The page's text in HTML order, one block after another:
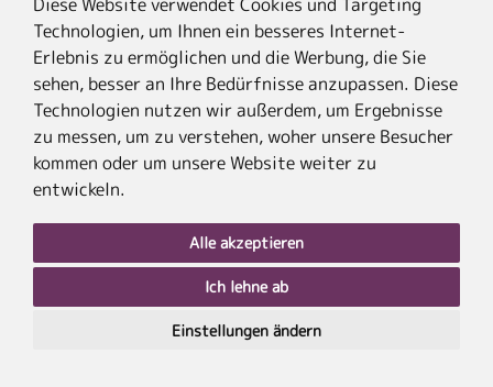
Technologien, um Ihnen ein besseres Internet-
Erlebnis zu ermöglichen und die Werbung, die Sie
sehen, besser an Ihre Bedürfnisse anzupassen. Diese
Technologien nutzen wir außerdem, um Ergebnisse
zu messen, um zu verstehen, woher unsere Besucher
kommen oder um unsere Website weiter zu
entwickeln.
Alle akzeptieren
Ich lehne ab
Einstellungen ändern
* Die Ersparnis bezieht sich auf die aktuellen Listenpreise der Hotels, bei
Paketangeboten auf die Summe der Preise der Einzelleistungen.
**Streichpreise beziehen sich auf die ursprünglichen Preise des Reiseveranstalters.